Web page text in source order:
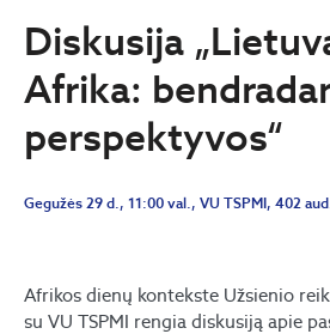
Diskusija
Afrika:
perspektyvos“
Gegužės 29 d., 11:00 val., VU TSPMI, 402
Afrikos dienų kontekste Užsienio
su VU TSPMI rengia diskusiją apie